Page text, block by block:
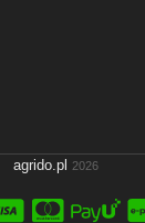
agrido.pl 2026